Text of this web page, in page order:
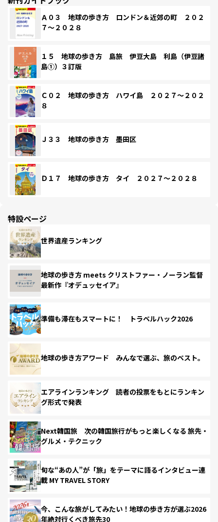
Ａ０３ 地球の歩き方 ロンドン＆近郊の町 ２０２
７～２０２８
１５ 地球の歩き方 島旅 伊豆大島 利島（伊豆諸
島①）３訂版
Ｃ０２ 地球の歩き方 ハワイ島 ２０２７～２０２
８
Ｊ３３ 地球の歩き方 墨田区
Ｄ１７ 地球の歩き方 タイ ２０２７～２０２８
特設ページ
世界遺産ランキング
地球の歩き方 meets クリストファー・ノーラン監督
最新作『オデュッセイア』
準備も滞在もスマートに！ トラベルハック2026
地球の歩き方アワード みんなで選ぶ、旅のベスト。
エアラインランキング 読者の投票をもとにランキン
グ形式で発表
Next韓国旅 次の韓国旅行がもっと楽しくなる 旅先・
グルメ・テクニック
旬な“あの人”が「旅」をテーマに語るインタビュー連
載 MY TRAVEL STORY
今、こんな旅がしてみたい！地球の歩き方が選ぶ2026
年絶対行くべき旅先30